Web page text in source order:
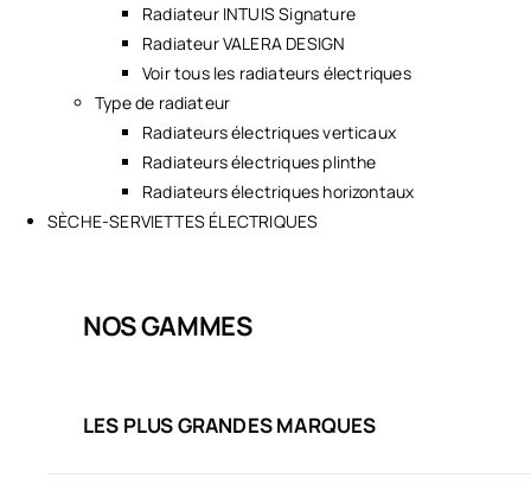
Radiateur INTUIS Signature
Radiateur VALERA DESIGN
Voir tous les radiateurs électriques
Type de radiateur
Radiateurs électriques verticaux
Radiateurs électriques plinthe
Radiateurs électriques horizontaux
SÈCHE-SERVIETTES ÉLECTRIQUES
NOS GAMMES
LES PLUS GRANDES MARQUES